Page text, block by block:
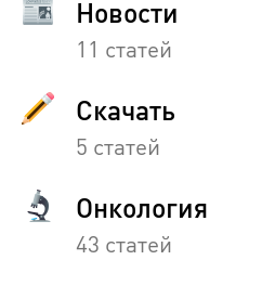
Новости
11 статей
Скачать
5 статей
Онкология
43 статей